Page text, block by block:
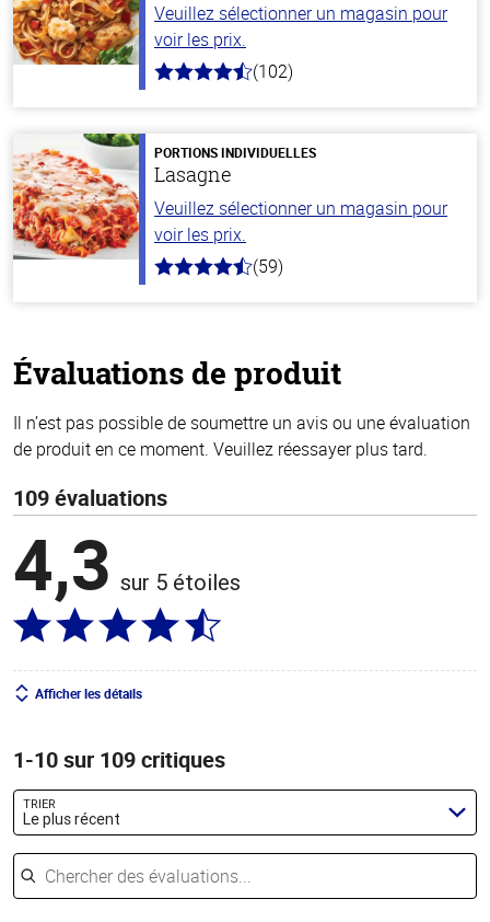
Veuillez sélectionner un magasin pour
voir les prix.
4.3
stars
(102)
PORTIONS INDIVIDUELLES
Lasagne
Veuillez sélectionner un magasin pour
voir les prix.
4.3
(59)
Évaluations de produit
Il n’est pas possible de soumettre un avis ou une évaluation
de produit en ce moment. Veuillez réessayer plus tard.
109 évaluations
4,3 sur 5 étoiles
Afficher les détails
1-10 sur 109 critiques
TRIER
Le plus récent
Chercher des évaluations